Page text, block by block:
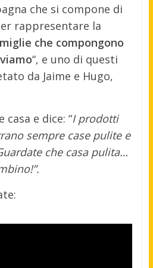
che si compone di
rappresentare la
che compongono
“, e uno di questi
da Jaime e Hugo,
casa e dice: “I prodotti
sempre case pulite e
che casa pulita…